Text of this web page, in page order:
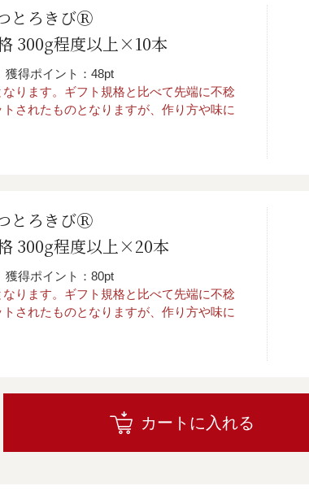
とろきびⓇ
300g程度以上×10本
獲得ポイント：48pt
ります。ギフト規格と比べて先端に不稔
されたものとなりますが、作り方や味に
とろきびⓇ
300g程度以上×20本
獲得ポイント：80pt
ります。ギフト規格と比べて先端に不稔
されたものとなりますが、作り方や味に
カートに入れる